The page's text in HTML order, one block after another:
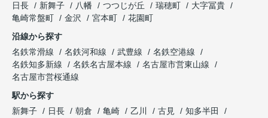
日長
新舞子 八幡 つつじが丘 瑞穂町
大字冨貴
亀崎常盤町
金沢 宮本町
花園町
沿線から探す
名鉄常滑線
名鉄河和線 武豊線
名鉄空港線
名鉄知多新線
名鉄名古屋本線
名古屋市営東山線
名古屋市営桜通線
駅から探す
新舞子
日長 朝倉 亀崎 乙川 古見
知多半田